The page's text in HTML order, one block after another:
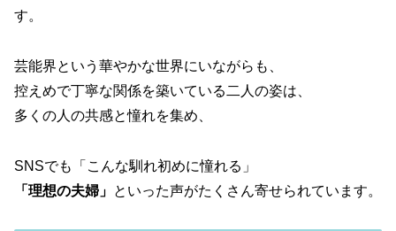
す。
芸能界という華やかな世界にいながらも、
控えめで丁寧な関係を築いている二人の姿は、
多くの人の共感と憧れを集め、
SNSでも「こんな馴れ初めに憧れる」
「理想の夫婦」 といった声がたくさん寄せられています。